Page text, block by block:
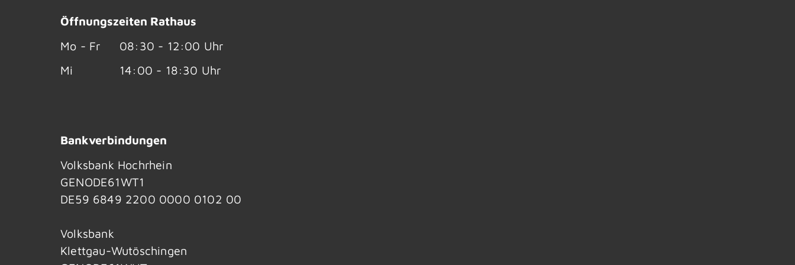
Öffnungszeiten Rathaus
Mo - Fr
08:30 - 12:00 Uhr
Mi
14:00 - 18:30 Uhr
Bankverbindungen
Volksbank Hochrhein
GENODE61WT1
DE59 6849 2200 0000 0102 00
Volksbank
Klettgau-Wutöschingen